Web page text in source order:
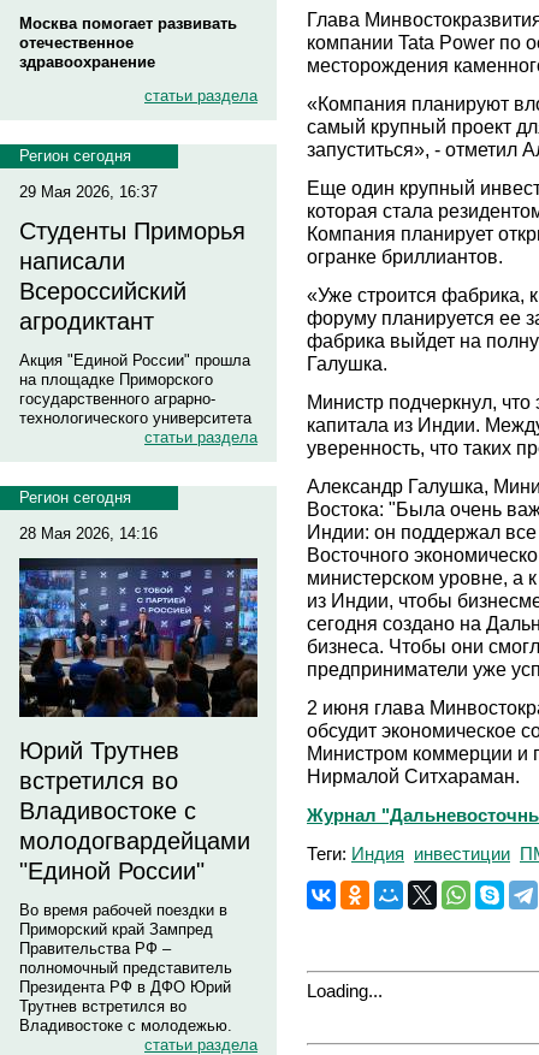
Москва помогает развивать
отечественное
здравоохранение
статьи раздела
Регион сегодня
29 Мая 2026, 16:37
Студенты Приморья
написали
Всероссийский
агродиктант
Акция "Единой России" прошла
на площадке Приморского
государственного аграрно-
технологического университета
статьи раздела
Регион сегодня
28 Мая 2026, 14:16
Юрий Трутнев
встретился во
Владивостоке с
молодогвардейцами
"Единой России"
Во время рабочей поездки в
Приморский край Зампред
Правительства РФ –
полномочный представитель
Президента РФ в ДФО Юрий
Трутнев встретился во
Владивостоке с молодежью.
статьи раздела
Глава
компании Tata Power по
месторождения
«Компания планируют
самый крупный проект
запуститься», - отметил
Еще один крупный
которая стала
Компания планирует
огранке бриллиантов.
«Уже строится фабрика,
форуму планируется ее
фабрика выйдет на
Галушка.
Министр подчеркнул,
капитала из Индии.
уверенность, что таких
Александр Галушка,
Востока: "Была очень
Индии: он поддержал
Восточного
министерском уровне, а
из Индии, чтобы
сегодня создано на
бизнеса. Чтобы они
предприниматели уже
2 июня глава
обсудит экономическое
Министром коммерции и
Нирмалой Ситхараман.
Журнал
Теги: Индия инвестиции
Loading...